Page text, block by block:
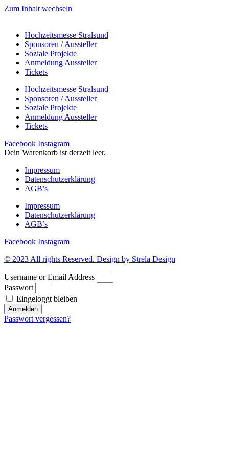
Zum Inhalt wechseln
Hochzeitsmesse Stralsund
Sponsoren / Aussteller
Soziale Projekte
Anmeldung Aussteller
Tickets
Hochzeitsmesse Stralsund
Sponsoren / Aussteller
Soziale Projekte
Anmeldung Aussteller
Tickets
Facebook Instagram
Dein Warenkorb ist derzeit leer.
Impressum
Datenschutzerklärung
AGB’s
Impressum
Datenschutzerklärung
AGB’s
Facebook Instagram
© 2023 All rights Reserved. Design by Strela Design
Username or Email Address
Passwort
Eingeloggt bleiben
Anmelden
Passwort vergessen?